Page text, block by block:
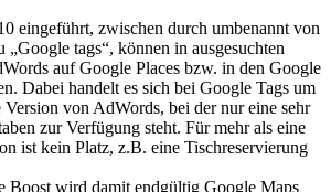
eingeführt, zwischen durch umbenannt von
„Google tags“, können in ausgesuchten
auf Google Places bzw. in den Google
Dabei handelt es sich bei Google Tags um
Version von AdWords, bei der nur eine sehr
zur Verfügung steht. Für mehr als eine
ist kein Platz, z.B. eine Tischreservierung
Boost wird damit endgültig Google Maps